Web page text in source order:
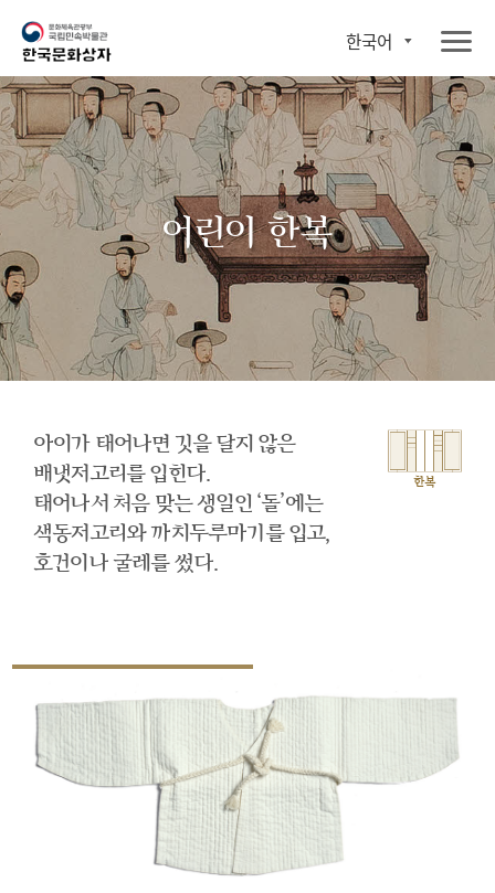
한국어
어린이 한복
아이가 태어나면 깃을 달지 않은
배냇저고리를 입힌다.
태어나서 처음 맞는 생일인 ‘돌’에는
색동저고리와 까치두루마기를 입고,
호건이나 굴레를 썼다.
한복